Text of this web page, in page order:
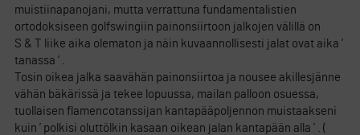
muistiinapanojani, mutta verrattuna fundamentalistien
ortodoksiseen golfswingiin painonsiirtoon jalkojen välillä on
S & T liike aika olematon ja näin kuvaannollisesti jalat ovat aika ’
tanassa ’ .
Tosin oikea jalka saavähän painonsiirtoa ja nousee akillesjänne
vähän bäkärissä ja tekee lopuussa, mailan palloon osuessa,
tuollaisen flamencotanssijan kantapääpoljennon muistaakseni
kuin ’ polkisi oluttölkin kasaan oikean jalan kantapään alla ’ . (